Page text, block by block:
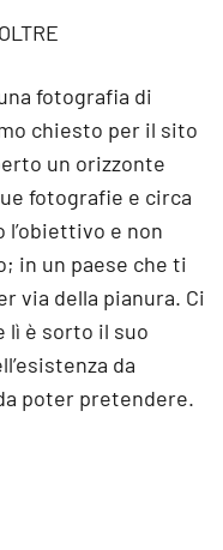
fotografia di
chiesto per il sito
un orizzonte
fotografie e circa
l’obiettivo e non
in un paese che ti
via della pianura. Ci
lì è sorto il suo
da
poter pretendere.